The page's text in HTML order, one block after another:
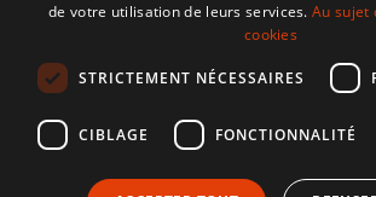
de votre utilisation de leurs services.Au sujet
cookies
STRICTEMENT NÉCESSAIRES
CIBLAGE FONCTIONNALITÉ